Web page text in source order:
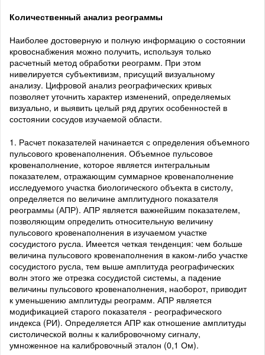
Количественный анализ реограммы
Наиболее достоверную и полную информацию о состоянии
кровоснабжения можно получить, используя только
расчетный метод обработки реограмм. При этом
нивелируется субъективизм, присущий визуальному
анализу. Цифровой анализ реографических кривых
позволяет уточнить характер изменений, определяемых
визуально, и выявить целый ряд других особенностей в
состоянии сосудов изучаемой области.
1. Расчет показателей начинается с определения объемного
пульсового кровенаполнения. Объемное пульсовое
кровенаполнение, которое является интегральным
показателем, отражающим суммарное кровенаполнение
исследуемого участка биологического объекта в систолу,
определяется по величине амплитудного показателя
реограммы (АПР). АПР является важнейшим показателем,
позволяющим определить относительную величину
пульсового кровенаполнения в изучаемом участке
сосудистого русла. Имеется четкая тенденция: чем больше
величина пульсового кровенаполнения в каком-либо участке
сосудистого русла, тем выше амплитуда реографических
волн этого же отрезка сосудистой системы, а падение
величины пульсового кровенаполнения, наоборот, приводит
к уменьшению амплитуды реограмм. АПР является
модификацией старого показателя - реографического
индекса (РИ). Определяется АПР как отношение амплитуды
систолической волны к калибровочному сигналу,
умноженное на калибровочный эталон (0,1 Ом).